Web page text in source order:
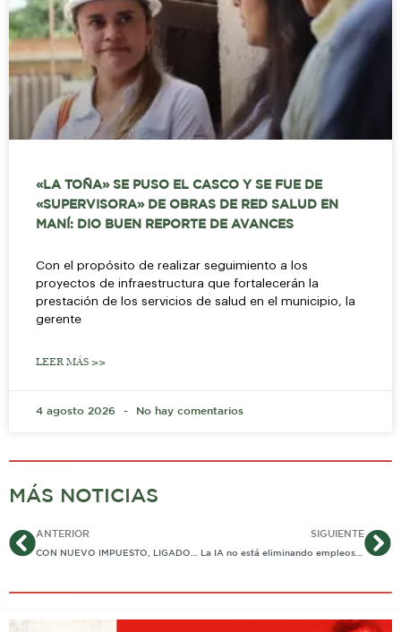
«LA TOÑA» SE PUSO EL CASCO Y SE FUE DE
«SUPERVISORA» DE OBRAS DE RED SALUD EN
MANÍ: DIO BUEN REPORTE DE AVANCES
Con el propósito de realizar seguimiento a los
proyectos de infraestructura que fortalecerán la
prestación de los servicios de salud en el municipio, la
gerente
LEER MÁS >>
4 agosto 2026 No hay comentarios
MÁS NOTICIAS
AntANTERIOR
CON NUEVO IMPUESTO, LIGADO AL CONSUMO DE ENERGÍA, LOS CASANAREÑOS FINANCIARÁN SISTEMA DE CÁMARAS DEL GOBIERNO ZORRO
SIGUIENTE
La IA no está eliminando empleos: estos son los perfiles que más buscan las empresas en Colombia.